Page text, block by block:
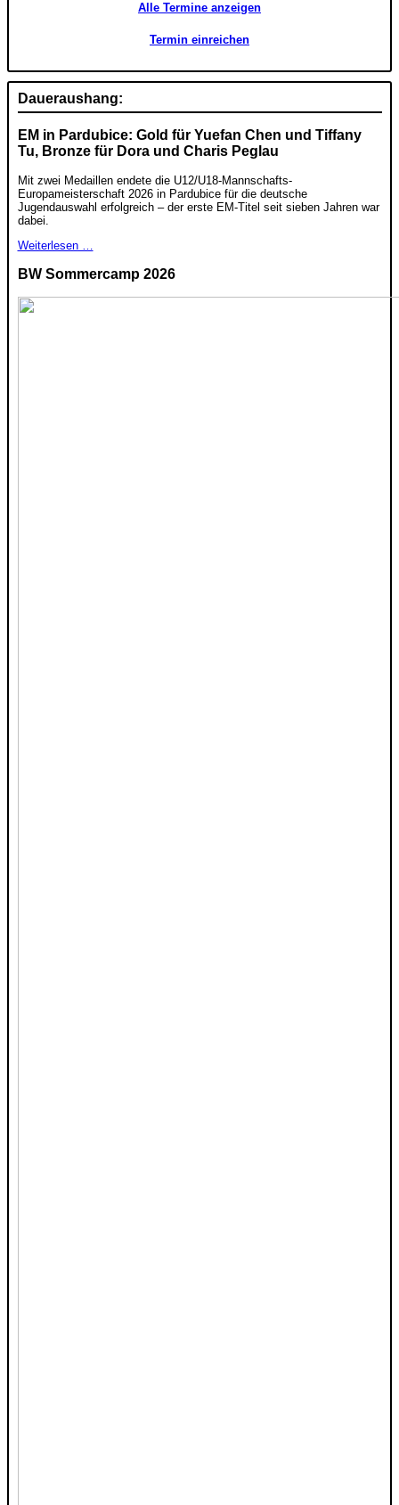
Alle Termine anzeigen
Termin einreichen
Daueraushang:
EM in Pardubice: Gold für Yuefan Chen und Tiffany
Tu, Bronze für Dora und Charis Peglau
Mit zwei Medaillen endete die U12/U18-Mannschafts-
Europameisterschaft 2026 in Pardubice für die deutsche
Jugendauswahl erfolgreich – der erste EM-Titel seit sieben Jahren war
dabei.
Weiterlesen …
BW Sommercamp 2026